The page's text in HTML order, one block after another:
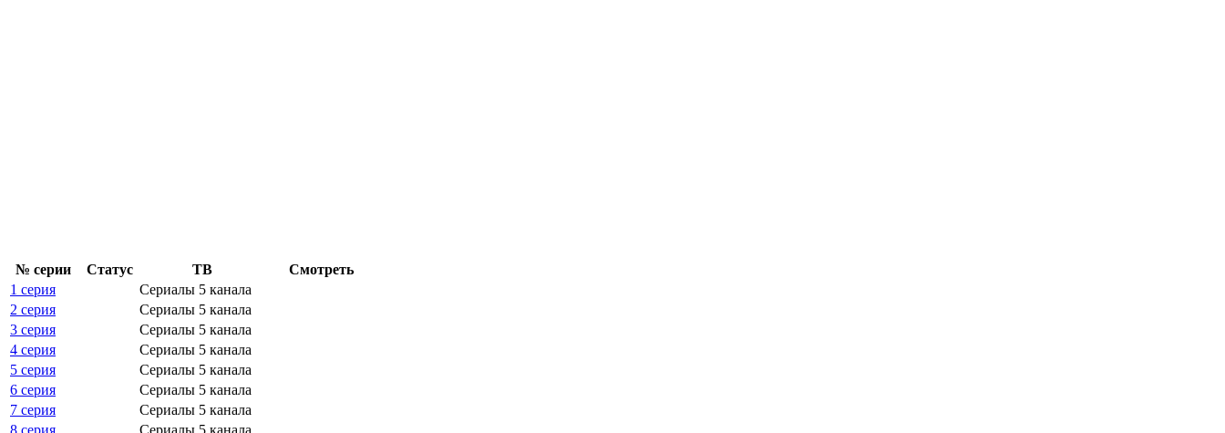
№ се­рии Ста­тус ТВ
Смот­реть
1 серия
Сериалы 5 канала
2 серия
Сериалы 5 канала
3 серия
Сериалы 5 канала
4 серия
Сериалы 5 канала
5 серия
Сериалы 5 канала
6 серия
Сериалы 5 канала
7 серия
Сериалы 5 канала
8 серия
Сериалы 5 канала